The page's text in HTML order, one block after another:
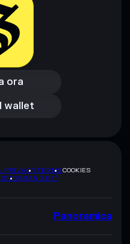
ora
ora
wallet
wallet
PRIVACYTERMSCOOKIES
BRAND KIT
Panoramica